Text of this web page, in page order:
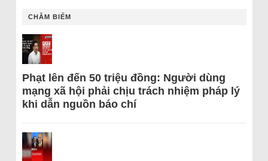
CHÂM BIẾM
Phạt lên đến 50 triệu đồng: Người dùng
mạng xã hội phải chịu trách nhiệm pháp lý
khi dẫn nguồn báo chí